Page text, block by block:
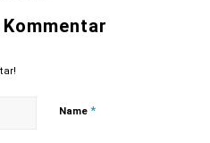
Name *